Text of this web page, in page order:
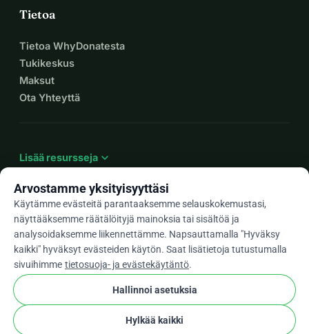
Tietoa
Tietoa WhyDonatesta
Tukikeskus
Maksut
Ota Yhteyttä
Lisää resursseja expand_more
Fiarrow_drop_down
★★★★★4,9 / 5 yli 500 arvostelun perusteella
WhyDonate Yksityisyys ja evästeet
Käyttöehdot
Evästeasetukset
Arvostamme yksityisyyttäsi
Käytämme evästeitä parantaaksemme selauskokemustasi,
näyttääksemme räätälöityjä mainoksia tai sisältöä ja
analysoidaksemme liikennettämme. Napsauttamalla "Hyväksy
kaikki" hyväksyt evästeiden käytön. Saat lisätietoja tutustumalla
sivuihimme tietosuoja- ja evästekäytäntö.
Hallinnoi asetuksia
Hylkää kaikki